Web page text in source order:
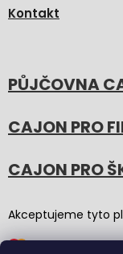
Kontakt
PŮJČOVNA
CAJON PRO
CAJON PRO
Akceptujeme tyto